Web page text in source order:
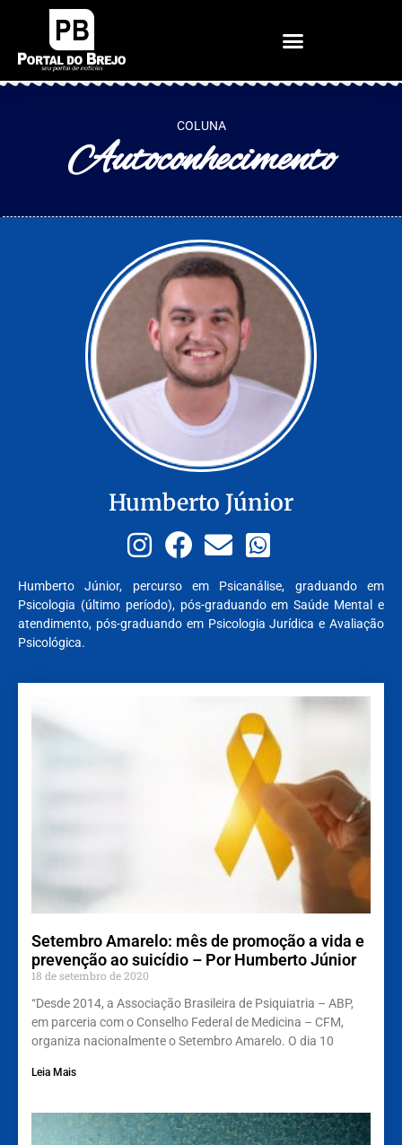
COLUNA
Autoconhecimento
Setembro Amarelo: mês de promoção a vida e
prevenção ao suicídio – Por Humberto Júnior
18 de setembro de 2020
“Desde 2014, a Associação Brasileira de Psiquiatria – ABP,
em parceria com o Conselho Federal de Medicina – CFM,
organiza nacionalmente o Setembro Amarelo. O dia 10
Leia Mais
Humberto Júnior
Humberto Júnior, percurso em Psicanálise, graduando em
Psicologia (último período), pós-graduando em Saúde Mental e
atendimento, pós-graduando em Psicologia Jurídica e Avaliação
Psicológica.